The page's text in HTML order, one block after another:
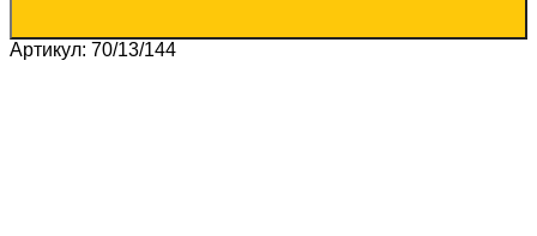
Артикул: 70/13/144